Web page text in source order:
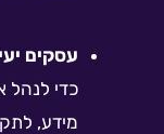
עסקים
כדי לנהל
מידע,